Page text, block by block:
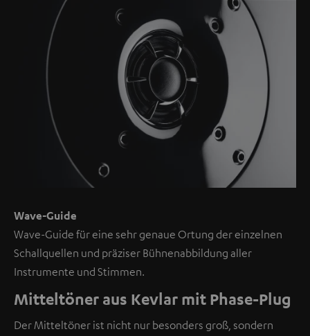
Wave-Guide
Wave-Guide für eine sehr genaue Ortung der einzelnen
Schallquellen und präziser Bühnenabbildung aller
Instrumente und Stimmen.
Mitteltöner aus Kevlar mit Phase-Plug
Der Mitteltöner ist nicht nur besonders groß, sondern